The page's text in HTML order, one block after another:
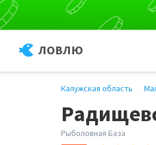
ЛОВЛЮ
Калужская область
Рыболовная База